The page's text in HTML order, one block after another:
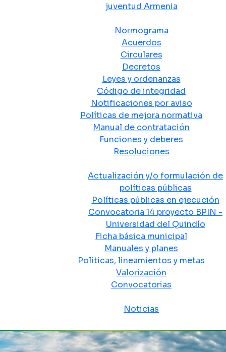
juventud Armenia
Normograma
Acuerdos
Circulares
Decretos
Leyes y ordenanzas
Código de integridad
Notificaciones por aviso
Políticas de mejora normativa
Manual de contratación
Funciones y deberes
Resoluciones
Actualización y/o formulación de
políticas públicas
Políticas públicas en ejecución
Convocatoria 14 proyecto BPIN -
Universidad del Quindío
Ficha básica municipal
Manuales y planes
Políticas, lineamientos y metas
Valorización
Convocatorias
Noticias